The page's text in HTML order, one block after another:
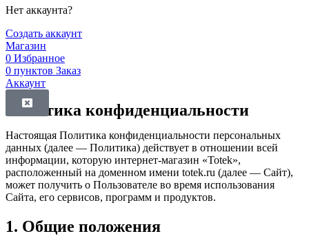
Нет аккаунта?
Создать аккаунт
Магазин
0 Избранное
0 пунктов Заказ
Аккаунт
Политика конфиденциальности
Настоящая Политика конфиденциальности персональных
данных (далее — Политика) действует в отношении всей
информации, которую интернет-магазин «Totek»,
расположенный на доменном имени totek.ru (далее — Сайт),
может получить о Пользователе во время использования
Сайта, его сервисов, программ и продуктов.
1. Общие положения